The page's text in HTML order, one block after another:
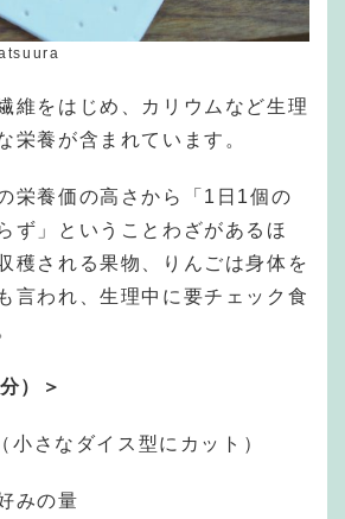
維をはじめ、カリウムなど生理
栄養が含まれています。
栄養価の高さから「1日1個の
ず」ということわざがあるほ
穫される果物、りんごは身体を
言われ、生理中に要チェック食
）＞
小さなダイス型にカット）
みの量